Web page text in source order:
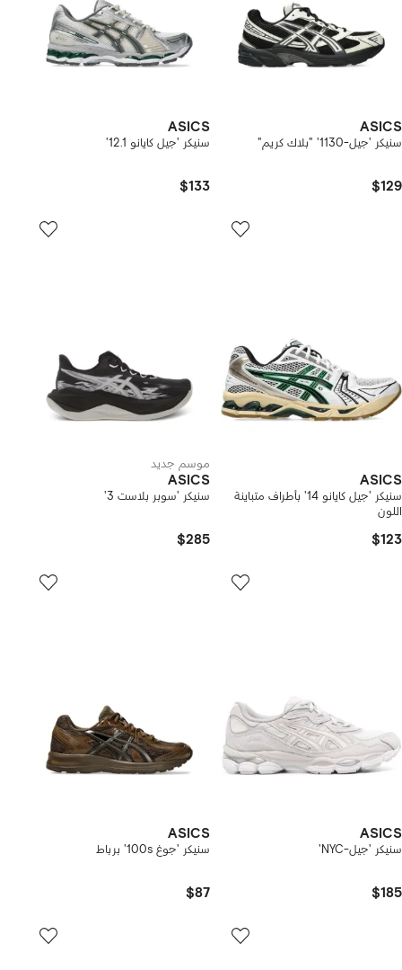
ASICS
سنيكر 'جيل-1130' "بلاك كريم"
$129
ASICS
سنيكر 'جيل كايانو 12.1'
$133
ASICS
سنيكر 'جيل كايانو 14' بأطراف متباينة
اللون
$123
موسم جديد
ASICS
سنيكر 'سوبر بلاست 3'
$285
ASICS
سنيكر 'جيل-NYC'
$185
ASICS
سنيكر 'جوغ 100s' برباط
$87